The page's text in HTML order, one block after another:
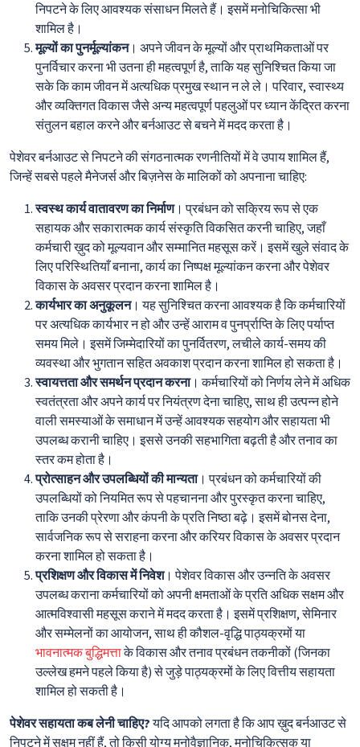
निपटने के लिए आवश्यक संसाधन मिलते हैं। इसमें मनोचिकित्सा भी
शामिल है।
मूल्यों का पुनर्मूल्यांकन। अपने जीवन के मूल्यों और प्राथमिकताओं पर
पुनर्विचार करना भी उतना ही महत्वपूर्ण है, ताकि यह सुनिश्चित किया जा
सके कि काम जीवन में अत्यधिक प्रमुख स्थान न ले ले। परिवार, स्वास्थ्य
और व्यक्तिगत विकास जैसे अन्य महत्वपूर्ण पहलुओं पर ध्यान केंद्रित करना
संतुलन बहाल करने और बर्नआउट से बचने में मदद करता है।
पेशेवर बर्नआउट से निपटने की संगठनात्मक रणनीतियों में वे उपाय शामिल हैं,
जिन्हें सबसे पहले मैनेजर्स और बिज़नेस के मालिकों को अपनाना चाहिए:
स्वस्थ कार्य वातावरण का निर्माण। प्रबंधन को सक्रिय रूप से एक
सहायक और सकारात्मक कार्य संस्कृति विकसित करनी चाहिए, जहाँ
कर्मचारी ख़ुद को मूल्यवान और सम्मानित महसूस करें। इसमें खुले संवाद के
लिए परिस्थितियाँ बनाना, कार्य का निष्पक्ष मूल्यांकन करना और पेशेवर
विकास के अवसर प्रदान करना शामिल है।
कार्यभार का अनुकूलन। यह सुनिश्चित करना आवश्यक है कि कर्मचारियों
पर अत्यधिक कार्यभार न हो और उन्हें आराम व पुनर्प्राप्ति के लिए पर्याप्त
समय मिले। इसमें जिम्मेदारियों का पुनर्वितरण, लचीले कार्य-समय की
व्यवस्था और भुगतान सहित अवकाश प्रदान करना शामिल हो सकता है।
स्वायत्तता और समर्थन प्रदान करना। कर्मचारियों को निर्णय लेने में अधिक
स्वतंत्रता और अपने कार्य पर नियंत्रण देना चाहिए, साथ ही उत्पन्न होने
वाली समस्याओं के समाधान में उन्हें आवश्यक सहयोग और सहायता भी
उपलब्ध करानी चाहिए। इससे उनकी सहभागिता बढ़ती है और तनाव का
स्तर कम होता है।
प्रोत्साहन और उपलब्धियों की मान्यता। प्रबंधन को कर्मचारियों की
उपलब्धियों को नियमित रूप से पहचानना और पुरस्कृत करना चाहिए,
ताकि उनकी प्रेरणा और कंपनी के प्रति निष्ठा बढ़े। इसमें बोनस देना,
सार्वजनिक रूप से सराहना करना और करियर विकास के अवसर प्रदान
करना शामिल हो सकता है।
प्रशिक्षण और विकास में निवेश। पेशेवर विकास और उन्नति के अवसर
उपलब्ध कराना कर्मचारियों को अपनी क्षमताओं के प्रति अधिक सक्षम और
आत्मविश्वासी महसूस कराने में मदद करता है। इसमें प्रशिक्षण, सेमिनार
और सम्मेलनों का आयोजन, साथ ही कौशल-वृद्धि पाठ्यक्रमों या
भावनात्मक बुद्धिमत्ताके विकास और तनाव प्रबंधन तकनीकों (जिनका
उल्लेख हमने पहले किया है) से जुड़े पाठ्यक्रमों के लिए वित्तीय सहायता
शामिल हो सकती है।
पेशेवर सहायता कब लेनी चाहिए?यदि आपको लगता है कि आप ख़ुद बर्नआउट से
निपटने में सक्षम नहीं हैं, तो किसी योग्य मनोवैज्ञानिक, मनोचिकित्सक या